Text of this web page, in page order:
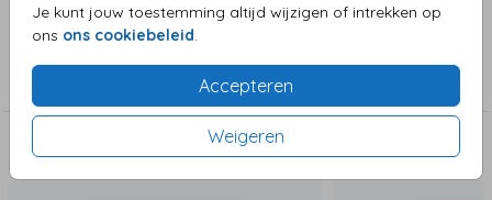
Je kunt jouw toestemming altijd wijzigen of intrekken op
ons ons cookiebeleid
Accepteren
Weigeren
Collectie
Deze zijn ook leuk!